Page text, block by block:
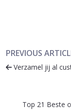
PREVIOUS
Verzamel jij al
Top 21 Beste